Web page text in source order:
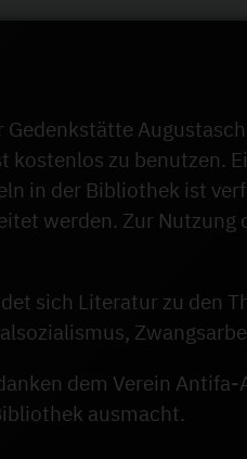
Gedenkstätte
kostenlos zu benutzen.
in der Bibliothek ist
werden. Zur
sich Literatur zu den
dem Verein
ausmacht.